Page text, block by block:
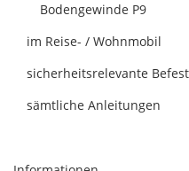
Bodengewinde P9
im Reise- / Wohnmobil
sicherheitsrelevante
sämtliche Anleitungen